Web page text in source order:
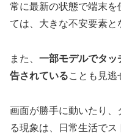
常に最新の状態で端末を
ては、大きな不安要素と
また、 一部モデルでタッ
告されていることも見逃
画面が勝手に動いたり
る現象は、日常生活で